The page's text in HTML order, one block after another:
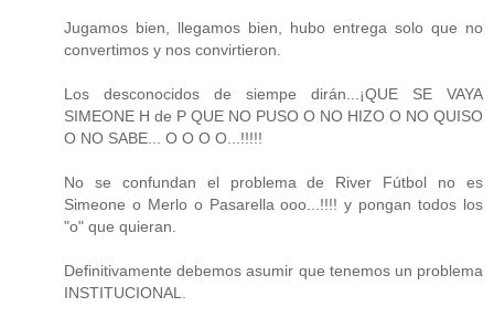
Jugamos bien, llegamos bien, hubo entrega solo que no
convertimos y nos convirtieron.
Los desconocidos de siempe dirán...¡QUE SE VAYA
SIMEONE H de P QUE NO PUSO O NO HIZO O NO QUISO
O NO SABE... O O O O...!!!!!
No se confundan el problema de River Fútbol no es
Simeone o Merlo o Pasarella ooo...!!!! y pongan todos los
"o" que quieran.
Definitivamente debemos asumir que tenemos un problema
INSTITUCIONAL.